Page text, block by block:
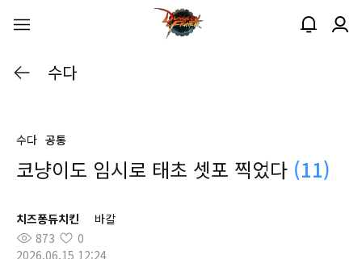
수다
수다 공통
코냥이도 임시로 태초 셋포 찍었다 (11)
치즈퐁듀치킨
바칼
873
0
2026.06.15 12:24